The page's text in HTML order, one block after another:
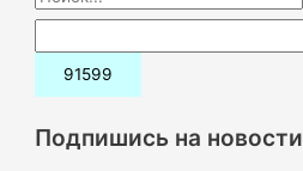
о
и
:Подпишись на новости